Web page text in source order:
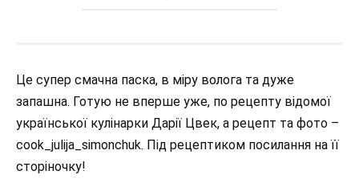
Це супер смачна паска, в міру волога та дуже
запашна. Готую не вперше уже, по рецепту відомої
української кулінарки Дарії Цвек, а рецепт та фото –
cook_julija_simonchuk. Під рецептиком посилання на її
сторіночку!